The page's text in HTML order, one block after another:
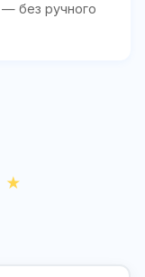
без ручного